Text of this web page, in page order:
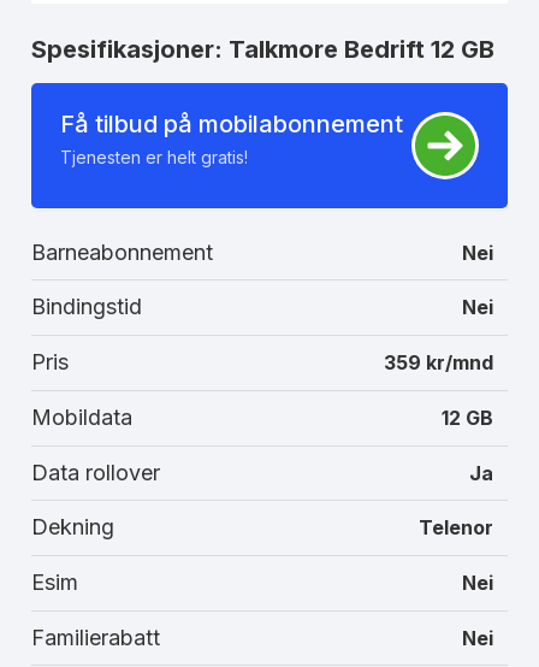
Spesifikasjoner: Talkmore Bedrift 12 GB
Få tilbud på mobilabonnement
Tjenesten er helt gratis!
Barneabonnement Nei
Bindingstid Nei
Pris 359 kr/mnd
Mobildata 12 GB
Data rollover Ja
Dekning Telenor
Esim Nei
Familierabatt Nei